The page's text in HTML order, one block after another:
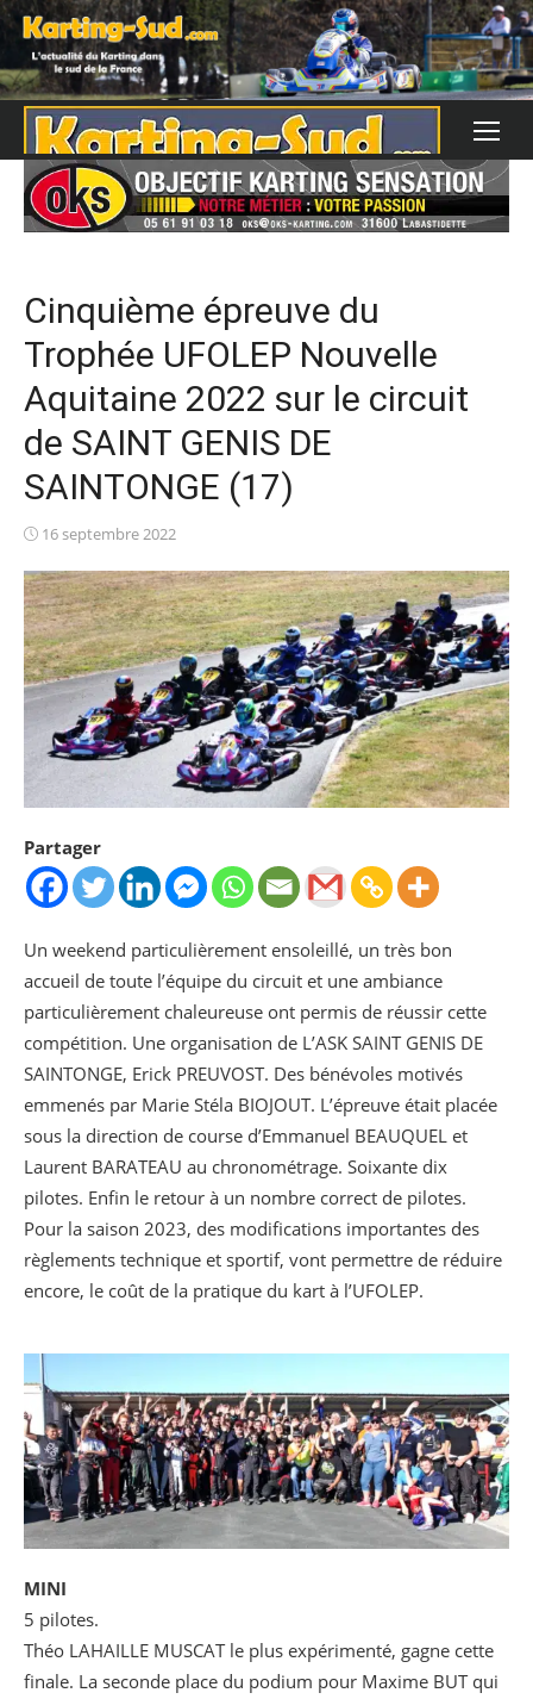
Skip
content
Cinquième épreuve du
Trophée UFOLEP Nouvelle
Aquitaine 2022 sur le circuit
de SAINT GENIS DE
SAINTONGE (17)
Posted
16 septembre 2022
Partager
Un weekend particulièrement ensoleillé, un très bon
accueil de toute l’équipe du circuit et une ambiance
particulièrement chaleureuse ont permis de réussir cette
compétition. Une organisation de L’ASK SAINT GENIS DE
SAINTONGE, Erick PREUVOST. Des bénévoles motivés
emmenés par Marie Stéla BIOJOUT. L’épreuve était placée
sous la direction de course d’Emmanuel BEAUQUEL et
Laurent BARATEAU au chronométrage. Soixante dix
pilotes. Enfin le retour à un nombre correct de pilotes.
Pour la saison 2023, des modifications importantes des
règlements technique et sportif, vont permettre de réduire
encore, le coût de la pratique du kart à l’UFOLEP.
MINI
5 pilotes.
Théo LAHAILLE MUSCAT le plus expérimenté, gagne cette
finale. La seconde place du podium pour Maxime BUT qui